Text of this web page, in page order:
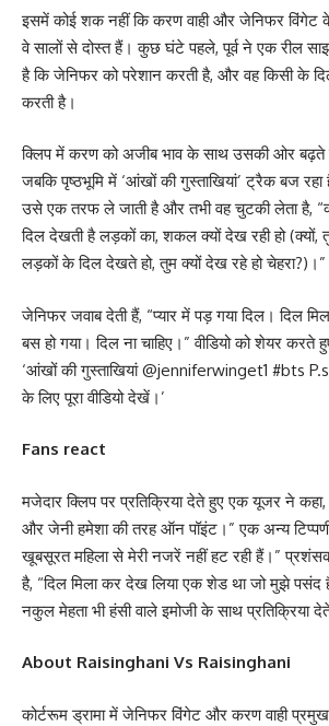
इसमें कोई शक नहीं कि करण वाही और जेनिफर विंगेट
वे सालों से दोस्त हैं। कुछ घंटे पहले, पूर्व ने एक रील
है कि जेनिफर को परेशान करती है, और वह किसी के
करती है।
क्लिप में करण को अजीब भाव के साथ उसकी ओर बढ़ते
जबकि पृष्ठभूमि में ‘आंखों की गुस्ताखियां’ ट्रैक बज
उसे एक तरफ ले जाती है और तभी वह चुटकी लेता है,
दिल देखती है लड़कों का, शकल क्यों देख रही हो (क्यों,
लड़कों के दिल देखते हो, तुम क्यों देख रहे हो चेहरा?)।”
जेनिफर जवाब देती हैं, “प्यार में पड़ गया दिल। दिल
बस हो गया। दिल ना चाहिए।” वीडियो को शेयर करते
‘आंखों की गुस्ताखियां @jenniferwinget1 #bts
के लिए पूरा वीडियो देखें।’
Fans react
मजेदार क्लिप पर प्रतिक्रिया देते हुए एक यूजर ने
और जेनी हमेशा की तरह ऑन पॉइंट।” एक अन्य
खूबसूरत महिला से मेरी नजरें नहीं हट रही हैं।”
है, “दिल मिला कर देख लिया एक शेड था जो मुझे
नकुल मेहता भी हंसी वाले इमोजी के साथ प्रतिक्रिया
About Raisinghani Vs Raisinghani
कोर्टरूम ड्रामा में जेनिफर विंगेट और करण वाही